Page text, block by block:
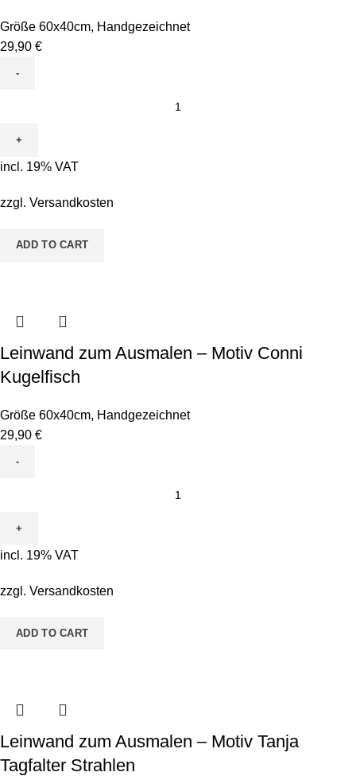
Größe 60x40cm, Handgezeichnet
29,90 €
Ausmalen
-
Flora
quantity
incl. 19% VAT
zzgl. Versandkosten
ADD TO CART
Leinwand zum Ausmalen – Motiv Conni
Kugelfisch
Größe 60x40cm, Handgezeichnet
29,90 €
Ausmalen
-
Conni
quantity
incl. 19% VAT
zzgl. Versandkosten
ADD TO CART
Leinwand zum Ausmalen – Motiv Tanja
Tagfalter Strahlen